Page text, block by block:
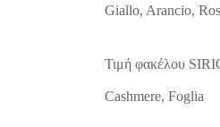
Giallo, Arancio,
Τιμή φακέλου
Cashmere, Foglia